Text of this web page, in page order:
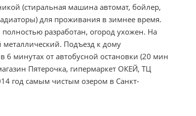
(стиральная машина автомат, бойлер,
для проживания в зимнее время.
разработан, огород ухожен. На
Подъезд к дому
6 минутах от автобусной остановки (20 мин
Пятерочка, гипермаркет ОКЕЙ, ТЦ
год самым чистым озером в Санкт-